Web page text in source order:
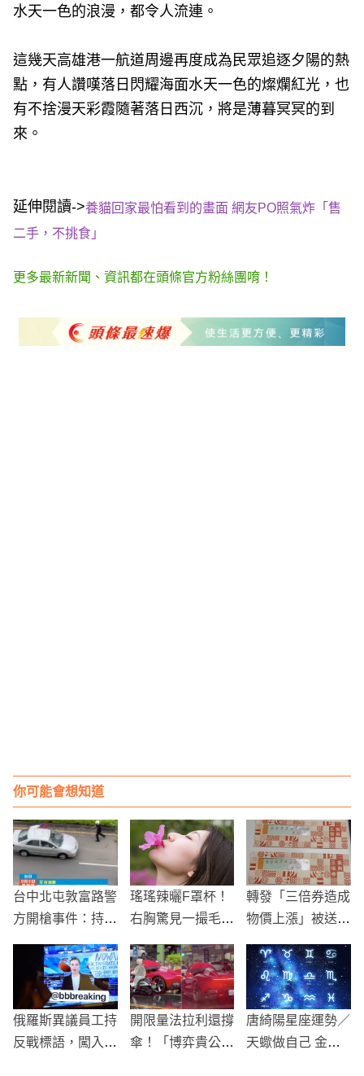
水天一色的浪漫，都令人流連。
這幾天高雄港一航道周邊再度成為民眾追逐夕陽的熱
點，有人讚嘆落日閃耀海面水天一色的燦爛紅光，也
有不捨漫天彩霞隨著落日西沉，將是薄暮冥冥的到
來。
延伸閱讀->養貓回家最怕看到的畫面 網友PO照氣炸「售
二手，不挑食」
更多最新新聞、資訊都在頭條官方粉絲團唷！
你可能會想知道
台中北屯敦富路警
方開槍事件：持械
瑤瑤辣曬F罩杯！
右胸驚見一撮毛
轉發「三倍券造成
物價上漲」被送辦
範圍不罰
俄羅斯異議員工持
反戰標語，闖入播
開限量法拉利還撐
傘！「博弈貴公
唐綺陽星座運勢／
天蠍做自己 金牛